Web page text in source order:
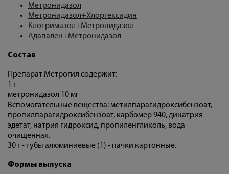
Метронидазол
Метронидазол+Хлоргексидин
Клотримазол+Метронидазол
Адапален+Метронидазол
Состав
Препарат Метрогил содержит:
1 г
метронидазол 10 мг
Вспомогательные вещества: метилпарагидроксибензоат,
пропилпарагидроксибензоат, карбомер 940, динатрия
эдетат, натрия гидроксид, пропиленгликоль, вода
очищенная.
30 г - тубы алюминиевые (1) - пачки картонные.
Формы выпуска